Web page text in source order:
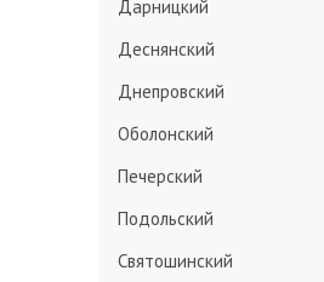
Дарницкий
Деснянский
Днепровский
Оболонский
Печерский
Подольский
Святошинский